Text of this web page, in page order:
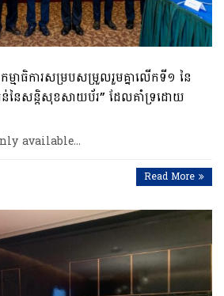
ាធិការសម្របសម្រួលរួមគ្នាលើកទី១ នៃ
នៃសន្តិសុខសាយប័រ” ដែលគាំទ្រដោយ
available…
Read More